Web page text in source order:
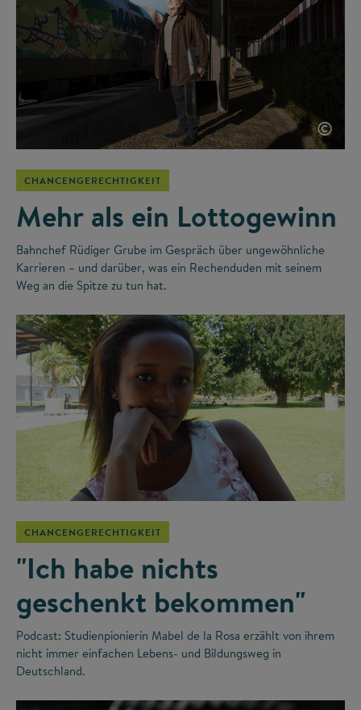
©
CHANCENGERECHTIGKEIT
Mehr als ein Lottogewinn
Bahnchef Rüdiger Grube im Gespräch über ungewöhnliche
Karrieren – und darüber, was ein Rechenduden mit seinem
Weg an die Spitze zu tun hat.
©
CHANCENGERECHTIGKEIT
"Ich habe nichts
geschenkt bekommen"
Podcast: Studienpionierin Mabel de la Rosa erzählt von ihrem
nicht immer einfachen Lebens- und Bildungsweg in
Deutschland.